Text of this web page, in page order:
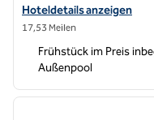
Hoteldetails für Home2
Hoteldetails anzeigen
17,53 Meilen
Frühstück im Preis
Außenpool
1 von 12